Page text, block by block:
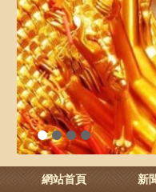
1 2 3 4
網站首頁 新